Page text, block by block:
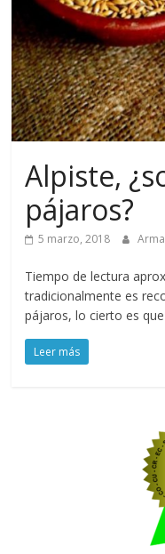
Alpiste,
pájaros?
5 marzo, 2018
Tiempo de lectura
tradicionalmente es
pájaros, lo cierto es
Leer más